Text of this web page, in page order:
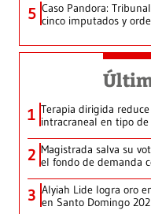
5 Caso Pandora:
cinco imputados y
1 Terapia dirigida
intracraneal en tipo
2 Magistrada salva su
el fondo de demanda
3 Alyiah Lide logra oro
en Santo Domingo